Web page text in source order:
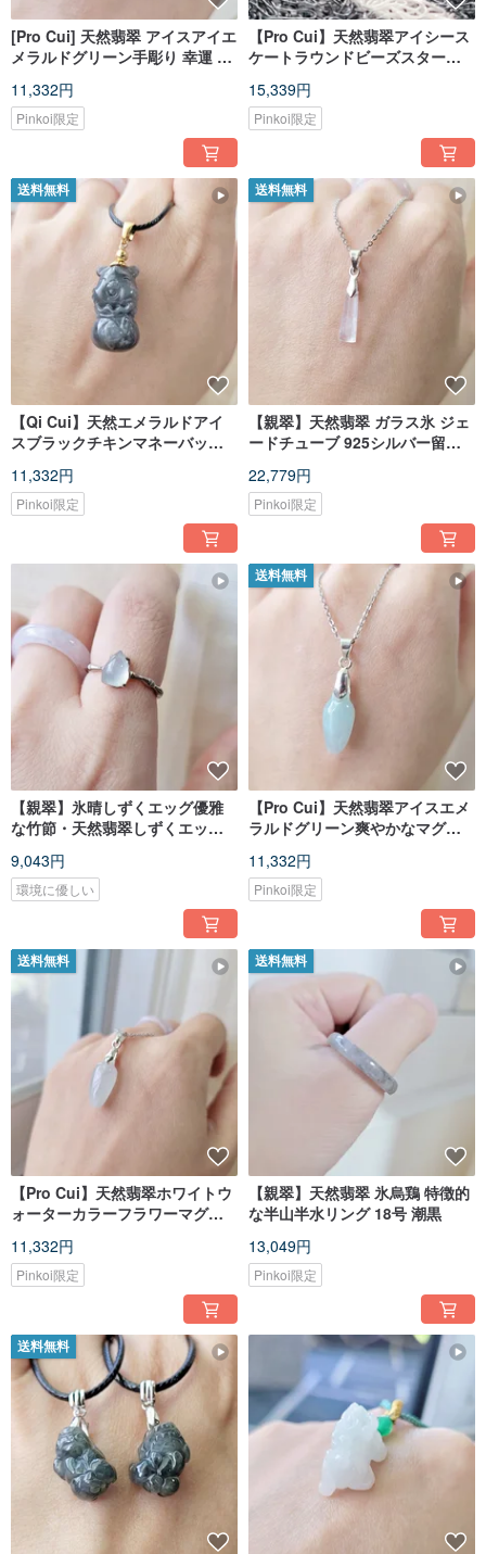
[Pro Cui] 天然翡翠 アイスアイエ
メラルドグリーン手彫り 幸運 金
11,332円
Pinkoi限定
【Pro Cui】天然翡翠アイシース
ケートラウンドビーズスターリ
ーンオプションヌードベルトボ
ールパイ
15,339円
Pinkoi限定
送料無料
【Qi Cui】天然エメラルドアイ
スブラックチキンマネーバッグ
虎
11,332円
Pinkoi限定
送料無料
【親翠】天然翡翠 ガラス氷 ジェ
ードチューブ 925シルバー留め
22,779円
Pinkoi限定
【親翠】氷晴しずくエッグ優雅
な竹節・天然翡翠しずくエッグ
JA-00007
9,043円
環境に優しい
送料無料
【Pro Cui】天然翡翠アイスエメ
ラルドグリーン爽やかなマグノ
ルバー鎖骨チェーン
11,332円
Pinkoi限定
送料無料
【Pro Cui】天然翡翠ホワイトウ
ォーターカラーフラワーマグノ
ルバー鎖骨チェーン
11,332円
Pinkoi限定
送料無料
【親翠】天然翡翠 氷烏鶏 特徴的
な半山半水リング 18号 潮黒
13,049円
Pinkoi限定
送料無料